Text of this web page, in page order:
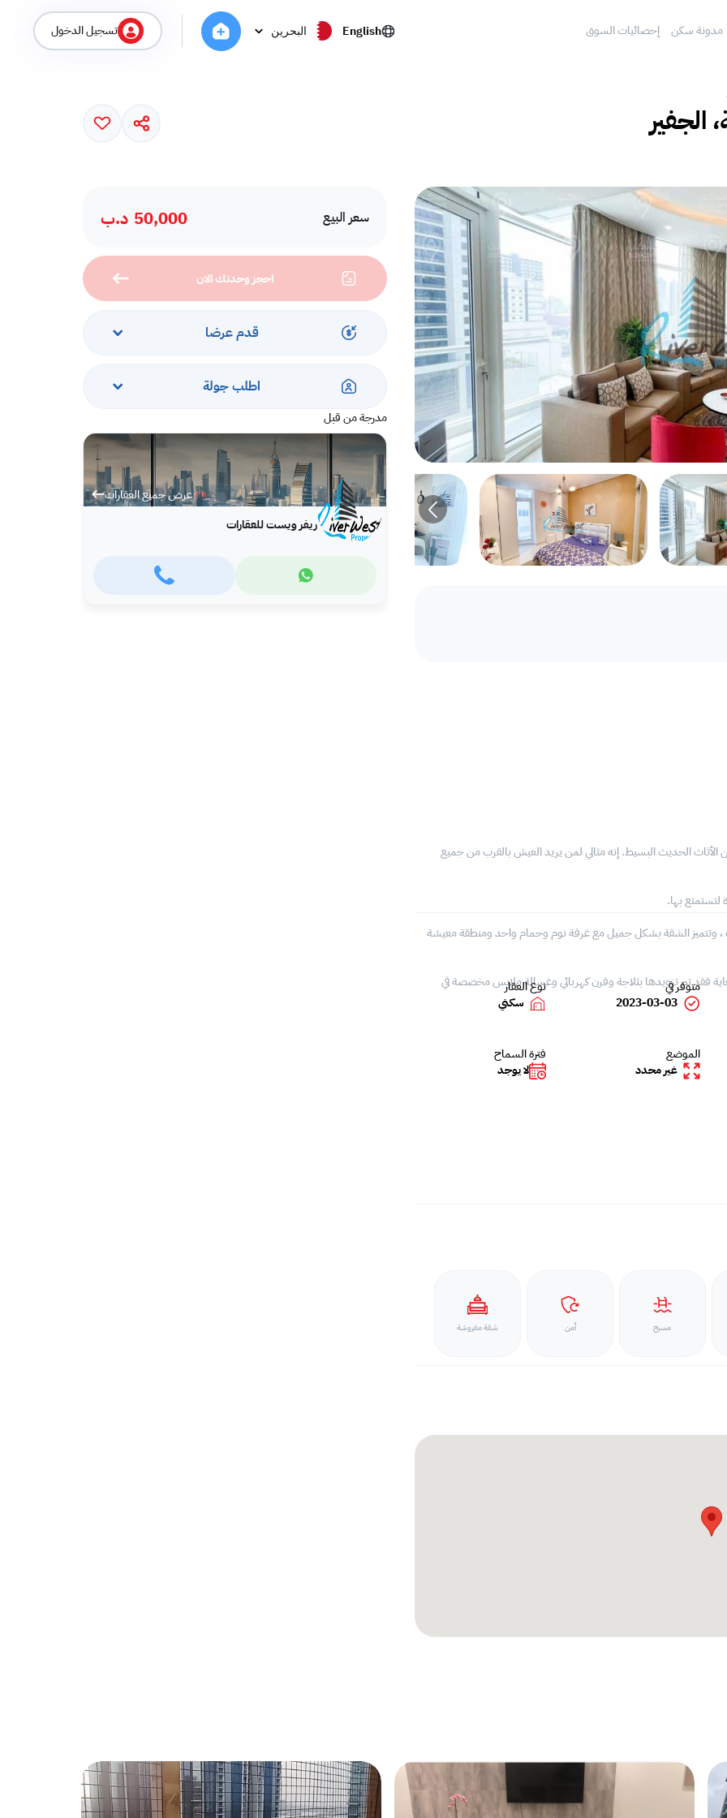
مدونة سكن إحصائيات السوق English البحرين تسجيل الدخول
الجفير
سعر البيع 50,000 د.ب
احجز وحدتك الان
قدم عرضا
اطلب جولة
مدرجة من قبل
عرض جميع العقارات
ريفر ويست للعقارات
الحديث البسيط. إنه مثالي لمن يريد العيش بالقرب من جميع
بها.
وتتميز الشقة بشكل جميل مع غرفة نوم وحمام واحد ومنطقة معيشة
فقد تم تزويدها بثلاجة وفرن كهربائي وغسالة ملابس مخصصة في
متوفر في
2023-03-03
نوع العقار
سكني
الموضع
غير محدد
فترة السماح
لا يوجد
مسبح أمن شقة مفروشة